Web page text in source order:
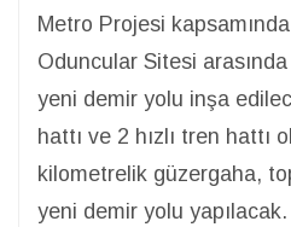
Metro Projesi
Oduncular Sitesi
yeni demir yolu inşa
hattı ve 2 hızlı tren hattı
kilometrelik güzergaha,
yeni demir yolu